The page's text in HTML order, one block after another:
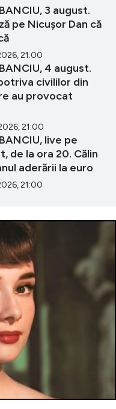
3 august.
pe Nicușor Dan că
21:00
4 august.
civililor din
au provocat
21:00
live pe
de la ora 20. Călin
aderării la euro
21:00